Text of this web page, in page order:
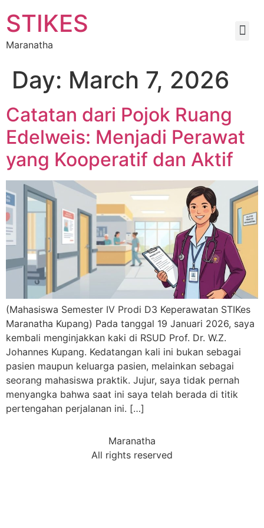
STIKES
Maranatha
Day: March 7, 2026
Catatan dari Pojok Ruang
Edelweis: Menjadi Perawat
yang Kooperatif dan Aktif
(Mahasiswa Semester IV Prodi D3 Keperawatan STIKes
Maranatha Kupang) Pada tanggal 19 Januari 2026, saya
kembali menginjakkan kaki di RSUD Prof. Dr. W.Z.
Johannes Kupang. Kedatangan kali ini bukan sebagai
pasien maupun keluarga pasien, melainkan sebagai
seorang mahasiswa praktik. Jujur, saya tidak pernah
menyangka bahwa saat ini saya telah berada di titik
pertengahan perjalanan ini. […]
Maranatha
All rights reserved